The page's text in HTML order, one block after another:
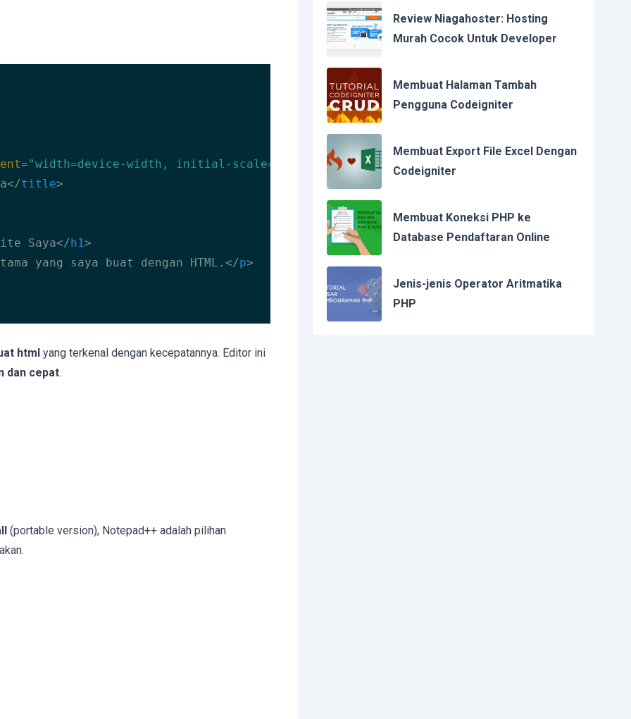
="width=device-width, initial-scale=1.0"
</title>
Saya</h1>
yang saya buat dengan HTML. </p>
html yang terkenal dengan kecepatannya. Editor ini
dan cepat.
(portable version), Notepad++ adalah pilihan
Review Niagahoster: Hosting
Murah Cocok Untuk Developer
Membuat Halaman Tambah
Pengguna Codeigniter
Membuat Export File Excel Dengan
Codeigniter
Membuat Koneksi PHP ke
Database Pendaftaran Online
Jenis-jenis Operator Aritmatika
PHP